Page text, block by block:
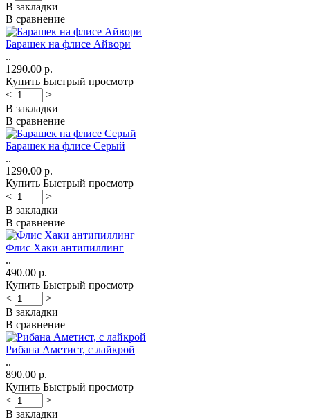
В закладки
В сравнение
Барашек на флисе Айвори
..
1290.00 р.
Купить Быстрый просмотр
<
>
В закладки
В сравнение
Барашек на флисе Серый
..
1290.00 р.
Купить Быстрый просмотр
<
>
В закладки
В сравнение
Флис Хаки антипиллинг
..
490.00 р.
Купить Быстрый просмотр
<
>
В закладки
В сравнение
Рибана Аметист, с лайкрой
..
890.00 р.
Купить Быстрый просмотр
<
>
В закладки